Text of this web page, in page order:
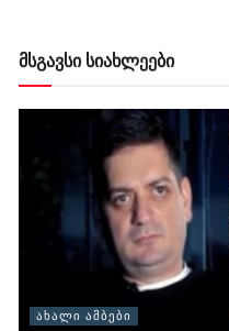
მსგავსი სიახლეები
ᲐᲮᲐᲚᲘ ᲐᲛᲑᲔᲑᲘ